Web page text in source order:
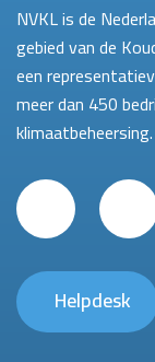
NVKL is de
gebied van de
een
meer dan 450
klimaatbeheersing.
Helpdesk